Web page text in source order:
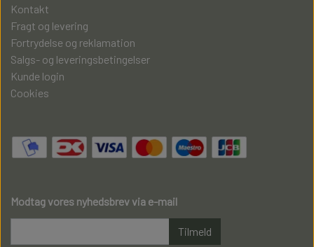
Kontakt
Fragt og levering
Fortrydelse og reklamation
Salgs- og leveringsbetingelser
Kunde login
Cookies
Modtag vores nyhedsbrev via e-mail
Tilmeld